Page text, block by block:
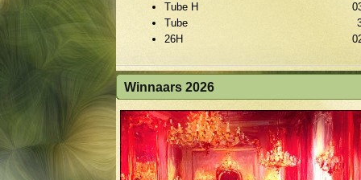
Tube H
Tube
26H
Winnaars 2026
1e plaats Lida